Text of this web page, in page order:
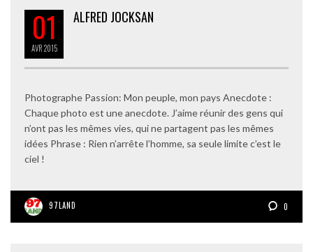
01
AVR2015
ALFRED JOCKSAN
Photographe Passion: Mon peuple, mon pays Anecdote :
Chaque photo est une anecdote. J’aime réunir des gens qui
n’ont pas les mêmes vies, qui ne partagent pas les mêmes
idées Phrase : Rien n’arrête l’homme, sa seule limite c’est le
ciel !
97LAND 0